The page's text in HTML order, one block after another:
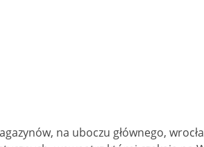
na uboczu głównego,